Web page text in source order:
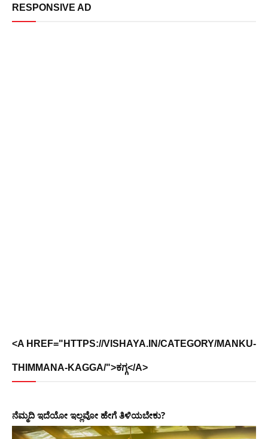
RESPONSIVE AD
<A HREF="HTTPS://VISHAYA.IN/CATEGORY/MANKU-
THIMMANA-KAGGA/">ಕಗ್ಗ</A>
ನೆಮ್ಮದಿ ಇದೆಯೋ ಇಲ್ಲವೋ ಹೇಗೆ ತಿಳಿಯಬೇಕು?